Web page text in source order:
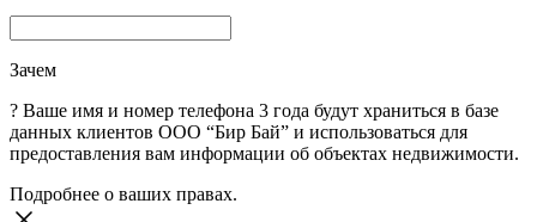
Зачем
? Ваше имя и номер телефона 3 года будут храниться в базе
данных клиентов ООО “Бир Бай” и использоваться для
предоставления вам информации об объектах недвижимости.
Подробнее о ваших правах.